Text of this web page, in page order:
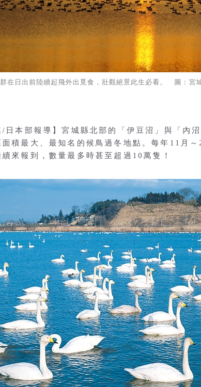
在日出前陸續起飛外出覓食，壯觀絕景此生必看。 圖：宮
/日本部報導】宮城縣北部的「伊豆沼」與「內
面積最大、最知名的候鳥過冬地點。每年11月
來報到，數量最多時甚至超過10萬隻！